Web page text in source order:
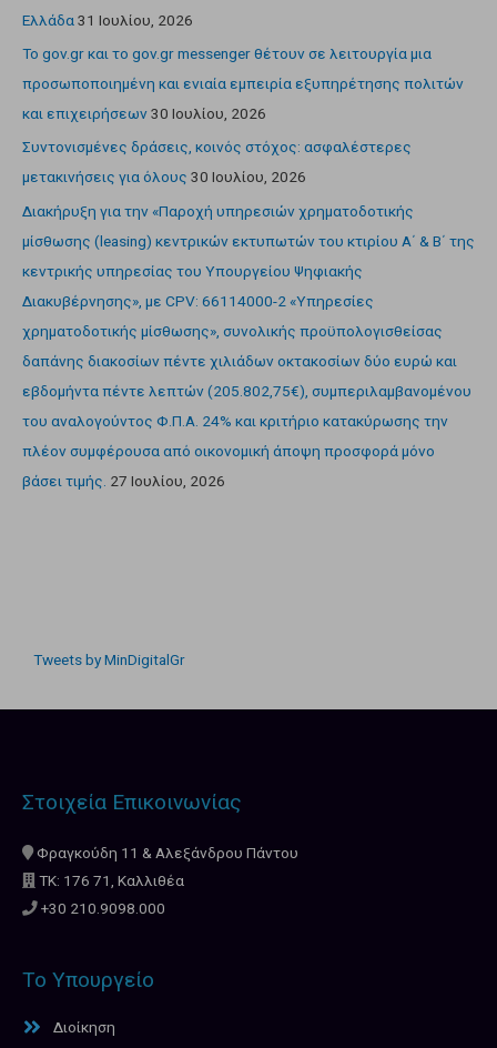
Ελλάδα 31 Ιουλίου, 2026
Το gov.gr και το gov.gr messenger θέτουν σε λειτουργία μια
προσωποποιημένη και ενιαία εμπειρία εξυπηρέτησης πολιτών
και επιχειρήσεων30 Ιουλίου, 2026
Συντονισμένες δράσεις, κοινός στόχος: ασφαλέστερες
μετακινήσεις για όλους 30 Ιουλίου, 2026
Διακήρυξη για την «Παροχή υπηρεσιών χρηματοδοτικής
μίσθωσης (leasing) κεντρικών εκτυπωτών του κτιρίου Α΄ & Β΄ της
κεντρικής υπηρεσίας του Υπουργείου Ψηφιακής
Διακυβέρνησης», με CPV: 66114000-2 «Υπηρεσίες
χρηματοδοτικής μίσθωσης», συνολικής προϋπολογισθείσας
δαπάνης διακοσίων πέντε χιλιάδων οκτακοσίων δύο ευρώ και
εβδομήντα πέντε λεπτών (205.802,75€), συμπεριλαμβανομένου
του αναλογούντος Φ.Π.Α. 24% και κριτήριο κατακύρωσης την
πλέον συμφέρουσα από οικονομική άποψη προσφορά μόνο
βάσει τιμής. 27 Ιουλίου, 2026
Tweets by MinDigitalGr
Στοιχεία Επικοινωνίας
Φραγκούδη 11 & Αλεξάνδρου Πάντου
ΤΚ: 176 71, Καλλιθέα
+30 210.9098.000
Το Υπουργείο
Διοίκηση